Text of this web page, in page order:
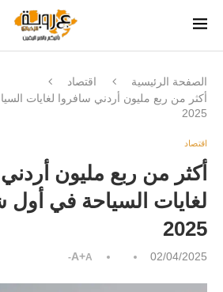
الصفحة الرئيسية
اقتصاد
أكثر من ربع مليون أردني سافروا لغايات
2025
اقتصاد
أكثر من ربع مليون
لغايات السياحة في
2025
02/04/2025
A+A-